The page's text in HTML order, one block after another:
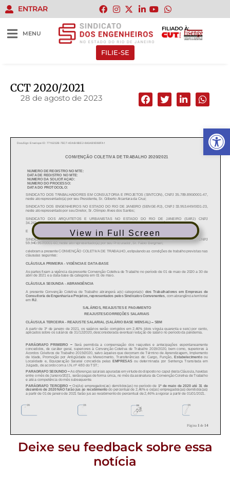
Abrir
ENTRAR
MENU
FILIADO À:
FILIE-SE
CCT 2020/2021
28 de agosto de 2023
View in Full Screen
Deixe seu feedback sobre essa
notícia